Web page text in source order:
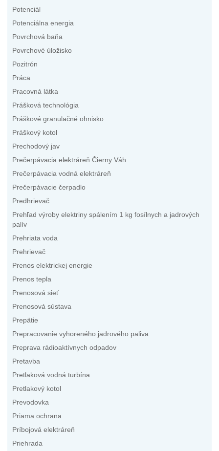
Potenciál
Potenciálna energia
Povrchová baňa
Povrchové úložisko
Pozitrón
Práca
Pracovná látka
Prášková technológia
Práškové granulačné ohnisko
Práškový kotol
Prechodový jav
Prečerpávacia elektráreň Čierny Váh
Prečerpávacia vodná elektráreň
Prečerpávacie čerpadlo
Predhrievač
Prehľad výroby elektriny spálením 1 kg fosílnych a jadrových
palív
Prehriata voda
Prehrievač
Prenos elektrickej energie
Prenos tepla
Prenosová sieť
Prenosová sústava
Prepätie
Prepracovanie vyhoreného jadrového paliva
Preprava rádioaktívnych odpadov
Pretavba
Pretlaková vodná turbína
Pretlakový kotol
Prevodovka
Priama ochrana
Príbojová elektráreň
Priehrada